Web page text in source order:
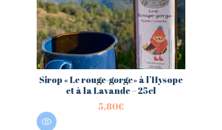
Sirop « Le rouge-gorge» à l’Hysope
et à la Lavande – 25cl
5,80€